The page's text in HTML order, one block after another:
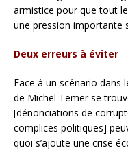
armistice pour que tout
une pression importante
Deux erreurs à éviter
Face à un scénario dans
de Michel Temer se
[dénonciations de
complices politiques]
quoi s’ajoute une crise